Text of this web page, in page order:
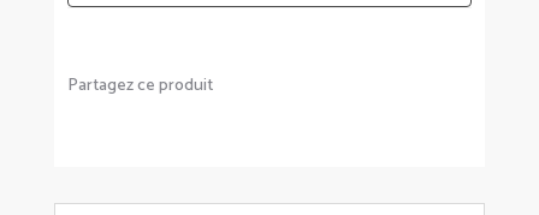
Partagez ce produit